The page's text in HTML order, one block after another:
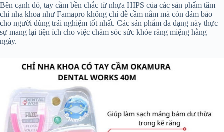
Bên cạnh đó, tay cầm bền chắc từ nhựa HIPS của các sản phẩm tăm
chỉ nha khoa như Famapro không chỉ dễ cầm nắm mà còn đảm bảo
cho người dùng trải nghiệm tốt nhất. Các sản phẩm đa dạng này thực
sự mang lại tiện ích cho việc chăm sóc sức khỏe răng miệng hằng
ngày.